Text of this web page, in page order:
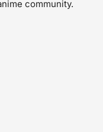
community.